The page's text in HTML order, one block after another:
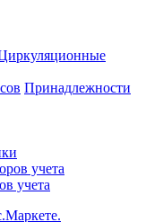
Принадлежности
учета